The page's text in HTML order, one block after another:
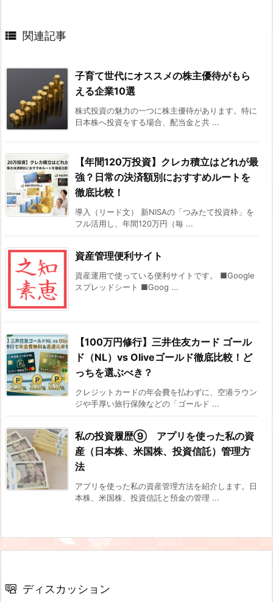
 関連記事
子育て世代にオススメの株主優待がもら
える企業10選
株式投資の魅力の一つに株主優待があります。特に
日本株へ投資をする場合、配当金と共 ...
【年間120万投資】クレカ積立はどれが最
強？日常の決済額別におすすめルートを
徹底比較！
導入（リード文） 新NISAの「つみたて投資枠」を
フル活用し、年間120万円（毎 ...
資産管理便利サイト
資産運用で使っている便利サイトです。 ■Google
スプレッドシート ■Goog ...
【100万円修行】三井住友カード ゴール
ド（NL）vs Oliveゴールド徹底比較！ど
っちを選ぶべき？
クレジットカードの年会費を払わずに、空港ラウン
ジや手厚い旅行保険などの「ゴールド ...
私の投資履歴⑨ アプリを使った私の資
産（日本株、米国株、投資信託）管理方
法
アプリを使った私の資産管理方法を紹介します。日
本株、米国株、投資信託と預金の管理 ...
ディスカッション